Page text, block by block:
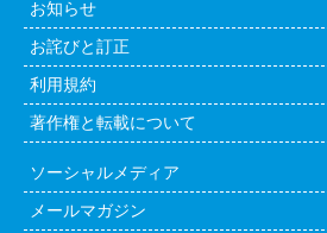
お知らせ
お詫びと訂正
利用規約
著作権と転載について
ソーシャルメディア
メールマガジン